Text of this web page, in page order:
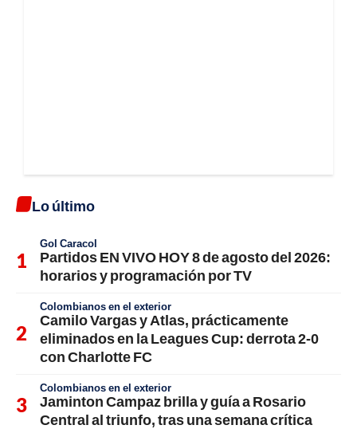
Lo último
Gol Caracol
Partidos EN VIVO HOY 8 de agosto del 2026:
horarios y programación por TV
Colombianos en el exterior
Camilo Vargas y Atlas, prácticamente
eliminados en la Leagues Cup: derrota 2-0
con Charlotte FC
Colombianos en el exterior
Jaminton Campaz brilla y guía a Rosario
Central al triunfo, tras una semana crítica